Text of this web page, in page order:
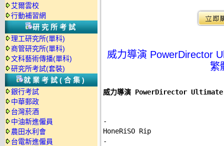
艾爾雲校
行動補習網
研究所考試
理工研究所(單科)
商管研究所(單科)
文科藝術傳播(單科)
研究所考試(套裝)
就業考試(合集)
銀行考試
中華郵政
台灣菸酒
中油新進僱員
農田水利會
台電新進僱員
威力導演 PowerDirector
繁
威力導演 PowerDirector Ultimate
-
-